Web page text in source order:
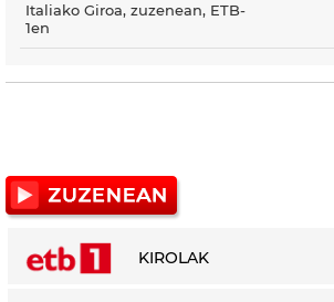
Italiako Giroa, zuzenean, ETB-
1en
KIROLAK